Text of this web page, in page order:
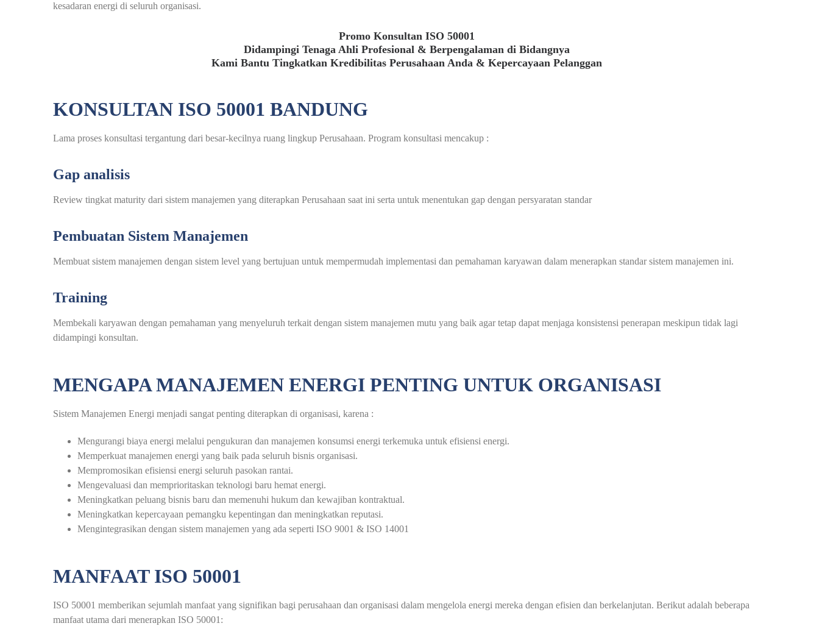
kesadaran energi di seluruh organisasi.
Promo Konsultan ISO 50001
Didampingi Tenaga Ahli Profesional & Berpengalaman di Bidangnya
Kami Bantu Tingkatkan Kredibilitas Perusahaan Anda & Kepercayaan Pelanggan
KONSULTAN ISO 50001 BANDUNG
Lama proses konsultasi tergantung dari besar-kecilnya ruang lingkup Perusahaan. Program konsultasi mencakup :
Gap analisis
Review tingkat maturity dari sistem manajemen yang diterapkan Perusahaan saat ini serta untuk menentukan gap dengan persyaratan standar
Pembuatan Sistem Manajemen
Membuat sistem manajemen dengan sistem level yang bertujuan untuk mempermudah implementasi dan pemahaman karyawan dalam menerapkan standar sistem manajemen ini.
Training
Membekali karyawan dengan pemahaman yang menyeluruh terkait dengan sistem manajemen mutu yang baik agar tetap dapat menjaga konsistensi penerapan meskipun tidak lagi
didampingi konsultan.
MENGAPA MANAJEMEN ENERGI PENTING UNTUK ORGANISASI
Sistem Manajemen Energi menjadi sangat penting diterapkan di organisasi, karena :
Mengurangi biaya energi melalui pengukuran dan manajemen konsumsi energi terkemuka untuk efisiensi energi.
Memperkuat manajemen energi yang baik pada seluruh bisnis organisasi.
Mempromosikan efisiensi energi seluruh pasokan rantai.
Mengevaluasi dan memprioritaskan teknologi baru hemat energi.
Meningkatkan peluang bisnis baru dan memenuhi hukum dan kewajiban kontraktual.
Meningkatkan kepercayaan pemangku kepentingan dan meningkatkan reputasi.
Mengintegrasikan dengan sistem manajemen yang ada seperti ISO 9001 & ISO 14001
MANFAAT ISO 50001
ISO 50001 memberikan sejumlah manfaat yang signifikan bagi perusahaan dan organisasi dalam mengelola energi mereka dengan efisien dan berkelanjutan. Berikut adalah beberapa
manfaat utama dari menerapkan ISO 50001: